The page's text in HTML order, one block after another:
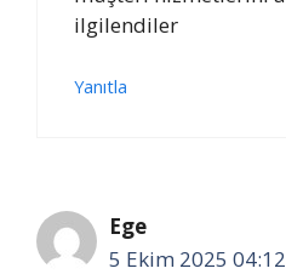
ilgilendiler
Yanıtla
Ege
5 Ekim 2025 04:12